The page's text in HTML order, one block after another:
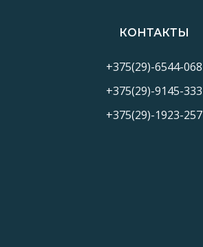
КОНТАКТЫ
+375(29)-6544-068
+375(29)-9145-333
+375(29)-1923-257